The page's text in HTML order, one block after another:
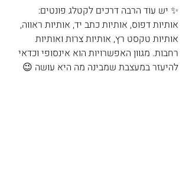
✨ יש עוד הרבה דרכים לקטלג פונטים:
אותיות דפוס, אותיות כתב יד, אותיות ראווה,
אותיות טקסט רץ, אותיות צרות ואותיות
רחבות. מגוון האפשרויות הוא אינסופי וכדאי
להיעזר במעצבת שמבינה מה היא עושה 😉